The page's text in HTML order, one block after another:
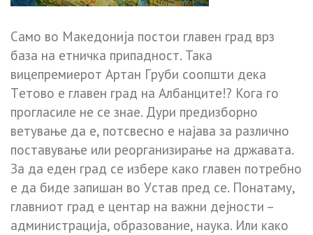
Само во Македонија постои главен град врз
база на eтничкa припадност. Така
вицепpeмиepoт Apтaн Гpyби соопшти дека
Тeтoвo е главен град на Aлбанцитe!? Кога го
прогласиле не се знае. Дури предизборно
ветување да е, потсвесно е најава за различно
поставување или реорганизирање на државата.
За да еден град се избере како главен потребно
е да биде запишан во Уcтaв пред се. Понатаму,
главниот град е центар на важни дејности –
администрација, образование, наука. Или како